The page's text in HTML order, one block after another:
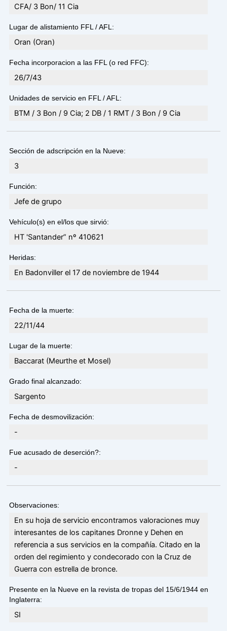
CFA/ 3 Bon/ 11 Cia
Lugar de alistamiento FFL / AFL:
Oran (Oran)
Fecha incorporacion a las FFL (o red FFC):
26/7/43
Unidades de servicio en FFL / AFL:
BTM / 3 Bon / 9 Cia; 2 DB / 1 RMT / 3 Bon / 9 Cia
Sección de adscripción en la Nueve:
3
Función:
Jefe de grupo
Vehículo(s) en el/los que sirvió:
HT 'Santander” nº 410621
Heridas:
En Badonviller el 17 de noviembre de 1944
Fecha de la muerte:
22/11/44
Lugar de la muerte:
Baccarat (Meurthe et Mosel)
Grado final alcanzado:
Sargento
Fecha de desmovilización:
-
Fue acusado de deserción?:
-
Observaciones:
En su hoja de servicio encontramos valoraciones muy
interesantes de los capitanes Dronne y Dehen en
referencia a sus servicios en la compañía. Citado en la
orden del regimiento y condecorado con la Cruz de
Guerra con estrella de bronce.
Presente en la Nueve en la revista de tropas del 15/6/1944 en
Inglaterra:
SI